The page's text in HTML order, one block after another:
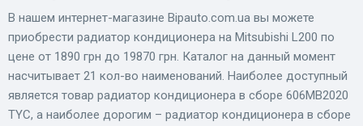
В нашем интернет-магазине Bіpauto.com.ua вы можете
приобрести радиатор кондиционера на Mitsubishi L200 по
цене от 1890 грн до 19870 грн. Каталог на данный момент
насчитывает 21 кол-во наименований. Наиболее доступный
является товар радиатор кондиционера в сборе 606MB2020
TYC, а наиболее дорогим – радиатор кондиционера в сборе